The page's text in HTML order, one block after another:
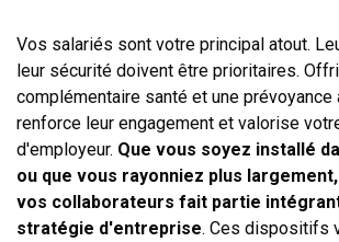
Vos salariés sont votre principal atout.
leur sécurité doivent être prioritaires.
complémentaire santé et une prévoyance
renforce leur engagement et valorise
d'employeur. Que vous soyez installé
ou que vous rayonniez plus
vos collaborateurs fait partie
stratégie d'entreprise. Ces dispositifs